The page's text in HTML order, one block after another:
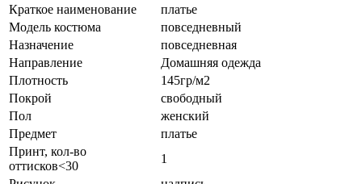
Краткое наименование
платье
Модель костюма
повседневный
Назначение
повседневная
Направление
Домашняя одежда
Плотность
145гр/м2
Покрой
свободный
Пол
женский
Предмет
платье
Принт, кол-во
оттисков<30
1